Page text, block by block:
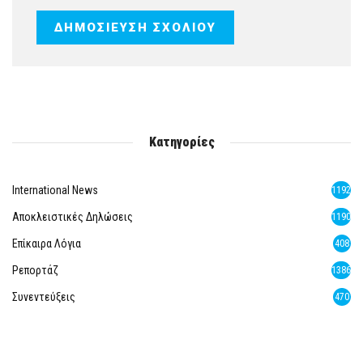
Κατηγορίες
International News 1192
Αποκλειστικές Δηλώσεις 1190
Επίκαιρα Λόγια 408
Ρεπορτάζ 1386
Συνεντεύξεις 470